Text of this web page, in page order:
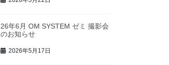
26年6月 OM SYSTEM ゼミ 撮影会
のお知らせ
2026年5月17日